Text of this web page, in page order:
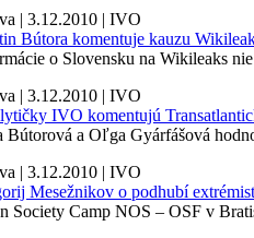
| 3.12.2010 | IVO
Bútora komentuje kauzu
o Slovensku na Wikileaks
| 3.12.2010 | IVO
IVO komentujú
Bútorová a Oľga Gyárfášová
| 3.12.2010 | IVO
Mesežnikov o podhubí
Society Camp NOS – OSF v